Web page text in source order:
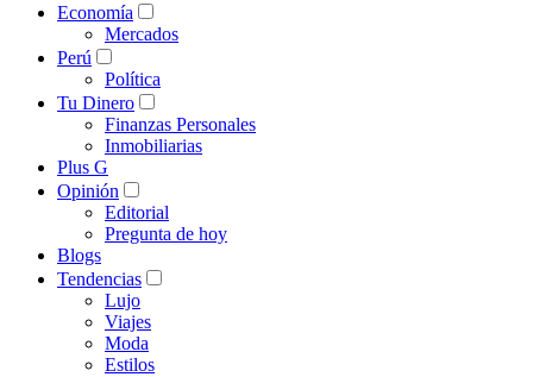
Economía
Mercados
Perú
Política
Tu Dinero
Finanzas Personales
Inmobiliarias
Plus G
Opinión
Editorial
Pregunta de hoy
Blogs
Tendencias
Lujo
Viajes
Moda
Estilos